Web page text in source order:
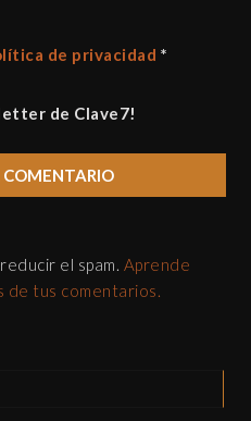
de privacidad *
de Clave7!
el spam. Aprende
de tus comentarios.